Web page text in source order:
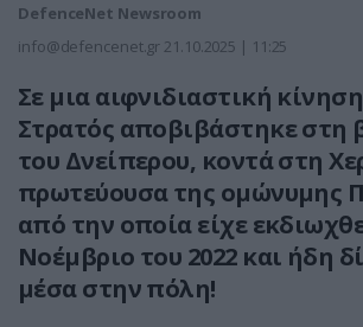
DefenceNet Newsroom
info@defencenet.gr 21.10.2025 | 11:25
Σε μια αιφνιδιαστική
Στρατός αποβιβάστηκε στη
του Δνείπερου, κοντά στη
πρωτεύουσα της ομώνυμης
από την οποία είχε
Νοέμβριο του 2022 και ήδη
μέσα στην πόλη!